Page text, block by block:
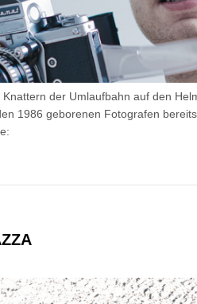
der Umlaufbahn auf den
1986 geborenen Fotografen